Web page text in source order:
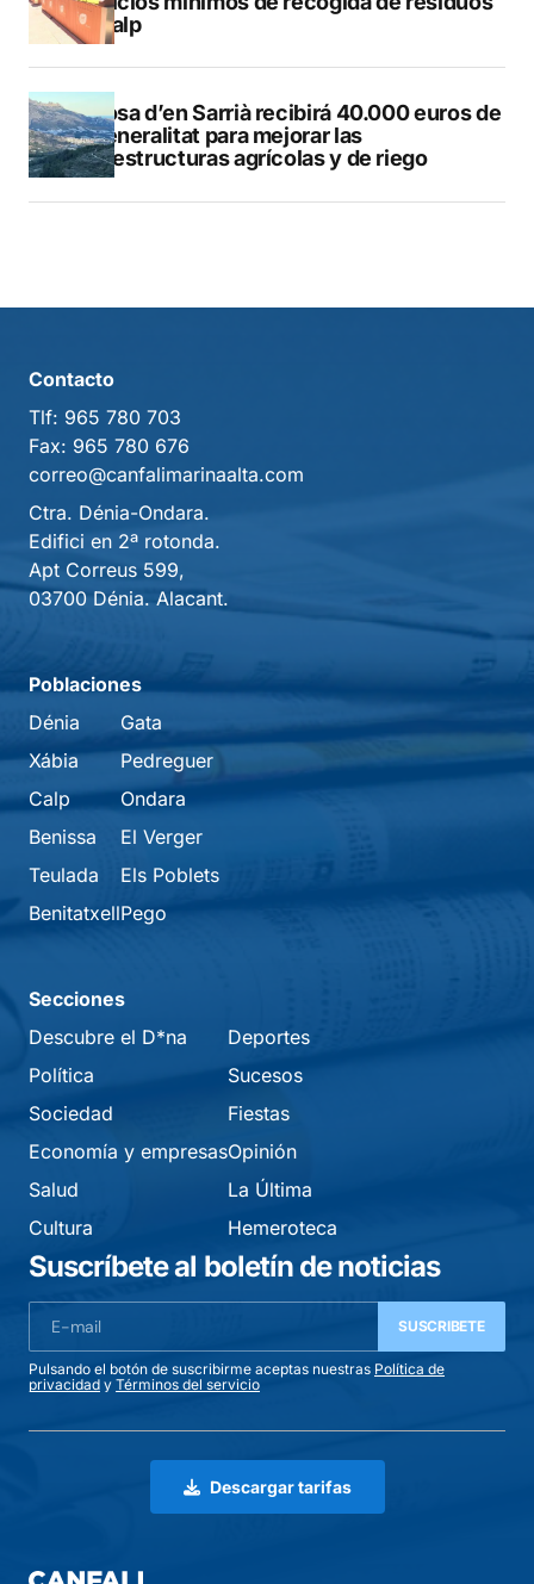
en Calp
Callosa d’en Sarrià recibirá 40.000 euros de
la Generalitat para mejorar las
infraestructuras agrícolas y de riego
Contacto
Tlf: 965 780 703
Fax: 965 780 676
correo@canfalimarinaalta.com
Ctra. Dénia-Ondara.
Edifici en 2ª rotonda.
Apt Correus 599,
03700 Dénia. Alacant.
Poblaciones
Dénia
Xábia
Calp
Benissa
Teulada
Benitatxell
Gata
Pedreguer
Ondara
El Verger
Els Poblets
Pego
Secciones
Descubre el D*na
Política
Sociedad
Economía y empresas
Salud
Cultura
Deportes
Sucesos
Fiestas
Opinión
La Última
Hemeroteca
Suscríbete al boletín de noticias
SUSCRIBETE
Pulsando el botón de suscribirme aceptas nuestras Política de
privacidad y Términos del servicio
Descargar tarifas